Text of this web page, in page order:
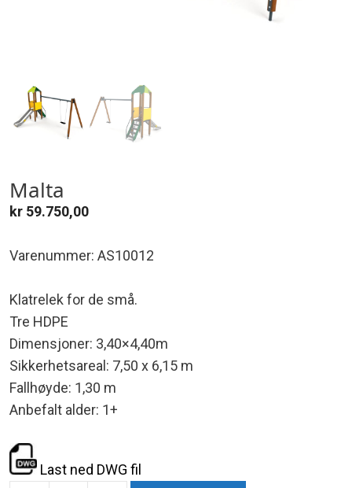
Malta
kr 59.750,00
Varenummer: AS10012
Klatrelek for de små.
Tre HDPE
Dimensjoner: 3,40×4,40m
Sikkerhetsareal: 7,50 x 6,15 m
Fallhøyde: 1,30 m
Anbefalt alder: 1+
Last ned DWG fil